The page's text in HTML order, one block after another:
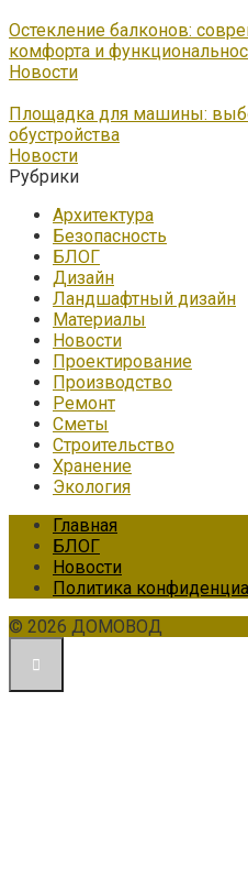
Остекление балконов:
комфорта и
Новости
Площадка для машины:
обустройства
Новости
Рубрики
Архитектура
Безопасность
БЛОГ
Дизайн
Ландшафтный дизайн
Материалы
Новости
Проектирование
Производство
Ремонт
Сметы
Строительство
Хранение
Экология
Главная
БЛОГ
Новости
Политика
© 2026 ДОМОВОД